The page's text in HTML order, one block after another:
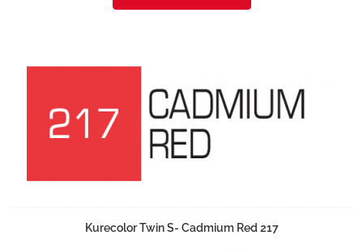
Kurecolor Twin S- Cadmium Red 217